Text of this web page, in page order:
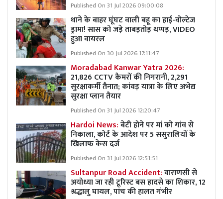
Published On 31 Jul 2026 09:00:08
थाने के बाहर घूंघट वाली बहू का हाई-वोल्टेज
ड्रामा! सास को जड़े ताबड़तोड़ थप्पड़, VIDEO
हुआ वायरल
Published On 30 Jul 2026 17:11:47
Moradabad Kanwar Yatra 2026:
21,826 CCTV कैमरों की निगरानी, 2,291
सुरक्षाकर्मी तैनात; कांवड़ यात्रा के लिए अभेद्य
सुरक्षा प्लान तैयार
Published On 31 Jul 2026 12:20:47
Hardoi News:बेटी होने पर मां को गांव से
निकाला, कोर्ट के आदेश पर 5 ससुरालियों के
खिलाफ केस दर्ज
Published On 31 Jul 2026 12:51:51
Sultanpur Road Accident:वाराणसी से
अयोध्या जा रही टूरिस्ट बस हादसे का शिकार, 12
श्रद्धालु घायल, पांच की हालत गंभीर